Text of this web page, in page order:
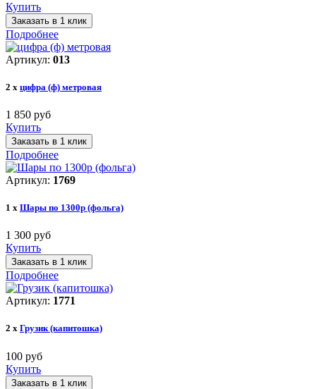
Купить
Заказать в 1 клик
Подробнее
Артикул: 013
2 x цифра (ф) метровая
1 850 руб
Купить
Заказать в 1 клик
Подробнее
Артикул: 1769
1 x Шары по 1300р (фольга)
1 300 руб
Купить
Заказать в 1 клик
Подробнее
Артикул: 1771
2 x Грузик (капитошка)
100 руб
Купить
Заказать в 1 клик